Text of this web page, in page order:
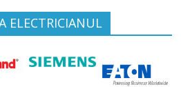
ELECTRICIANUL